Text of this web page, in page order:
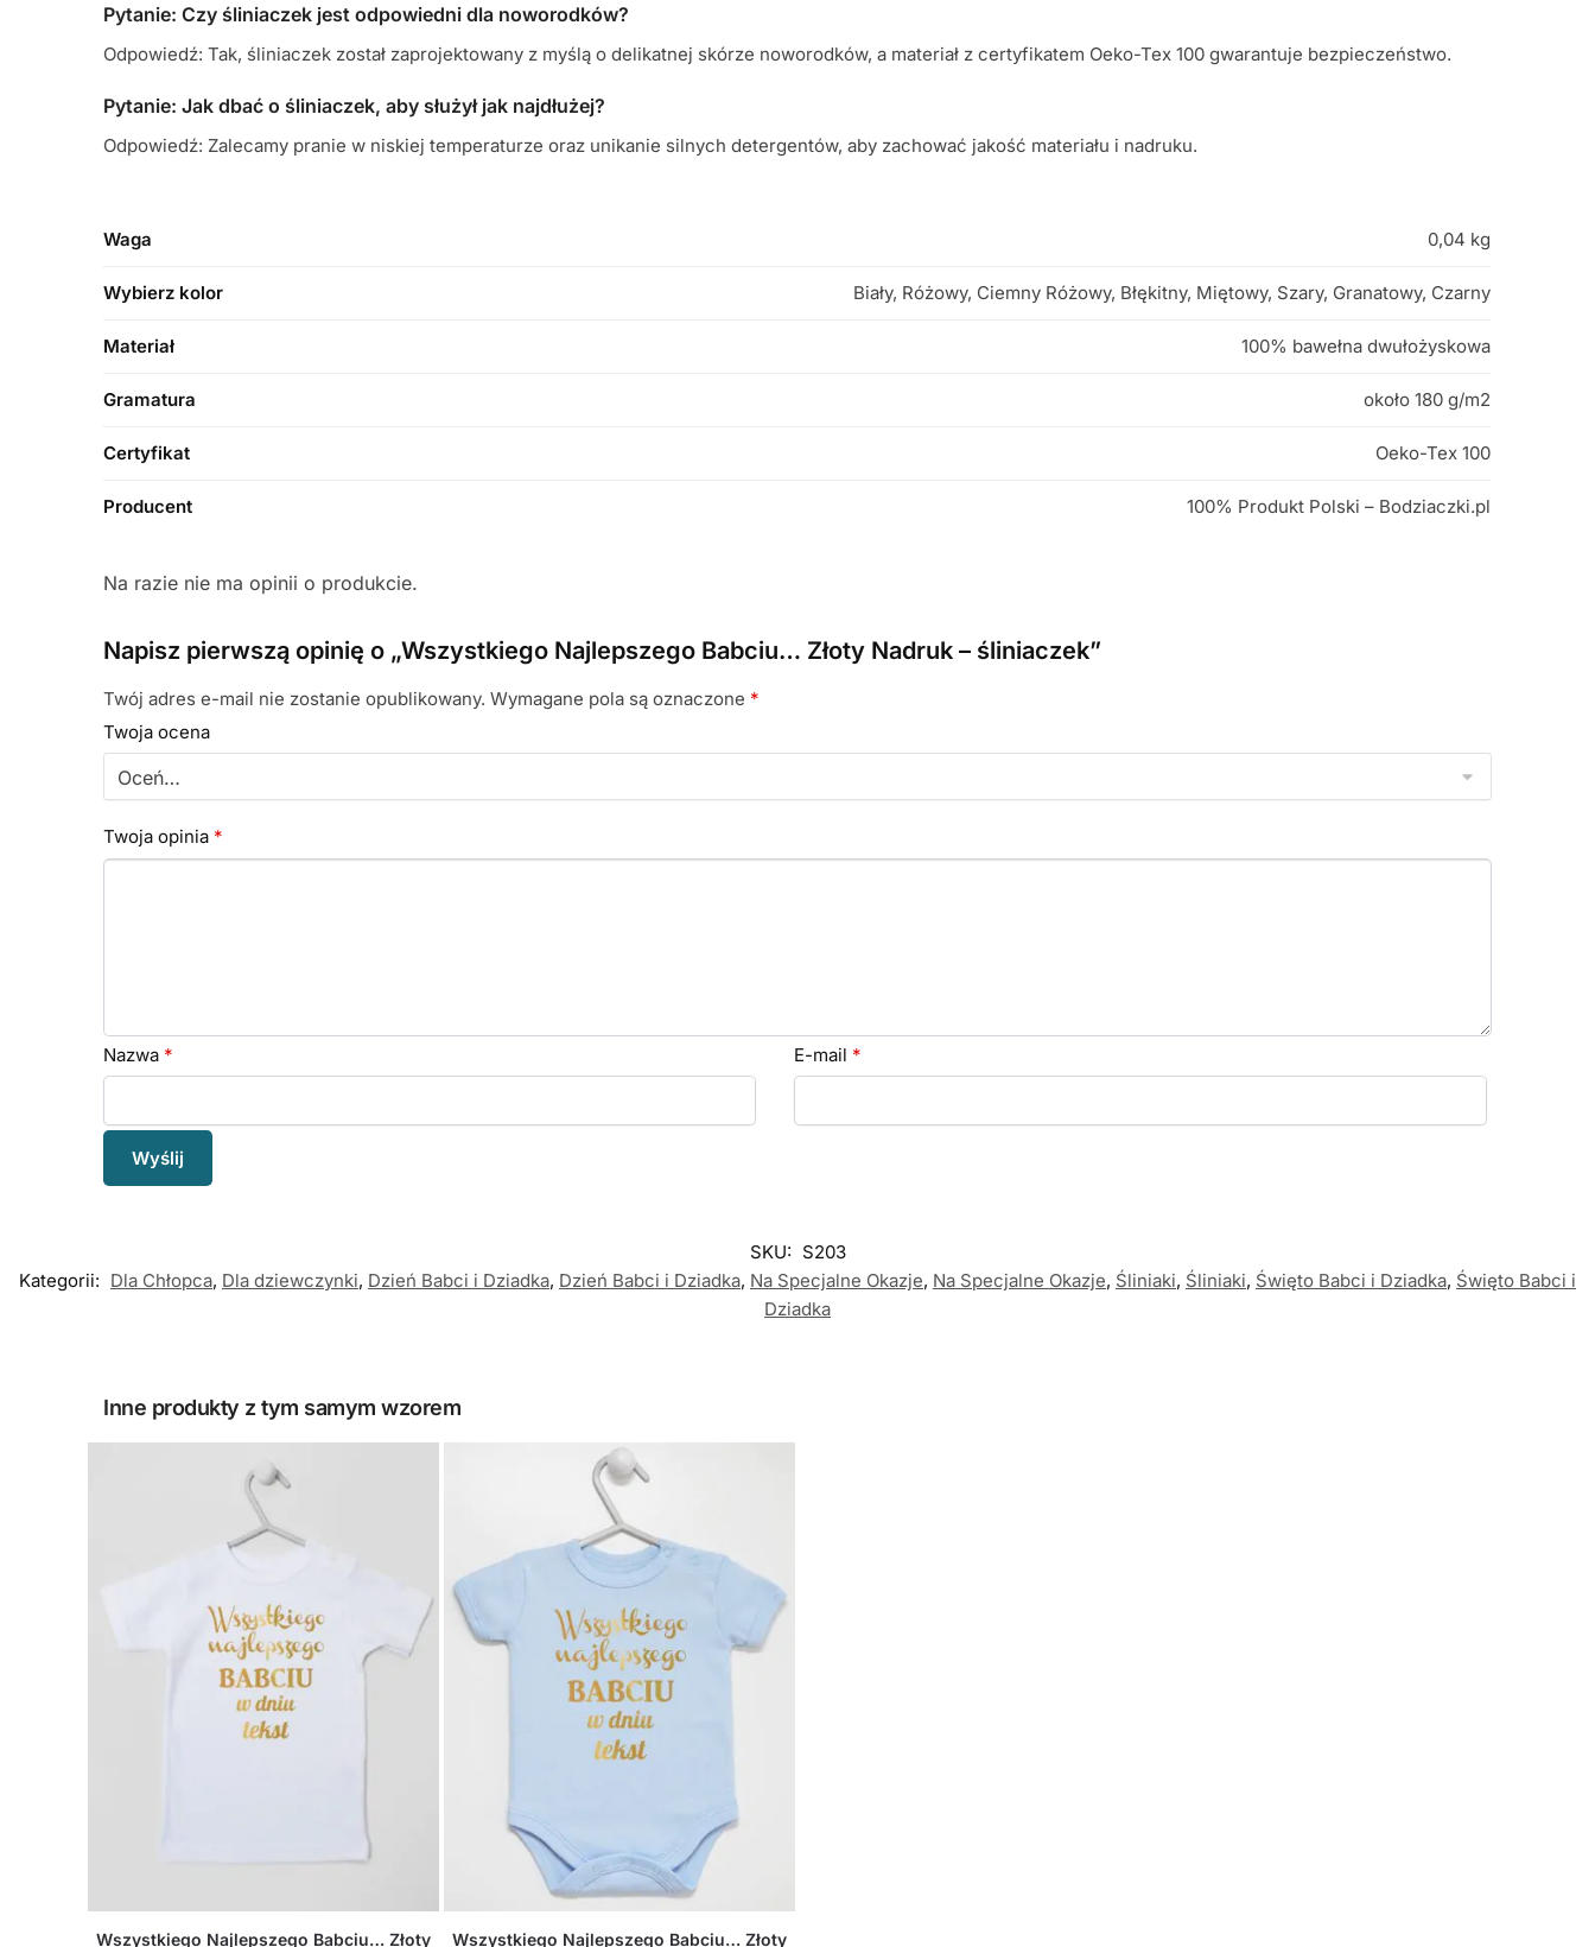
Pytanie: Czy śliniaczek jest odpowiedni dla noworodków?
Odpowiedź: Tak, śliniaczek został zaprojektowany z myślą o delikatnej skórze noworodków, a materiał z certyfikatem Oeko-Tex 100 gwarantuje bezpieczeństwo.
Pytanie: Jak dbać o śliniaczek, aby służył jak najdłużej?
Odpowiedź: Zalecamy pranie w niskiej temperaturze oraz unikanie silnych detergentów, aby zachować jakość materiału i nadruku.
Waga 0,04 kg
Wybierz kolor Biały, Różowy, Ciemny Różowy, Błękitny, Miętowy, Szary, Granatowy, Czarny
Materiał 100% bawełna dwułożyskowa
Gramatura około 180 g/m2
Certyfikat Oeko-Tex 100
Producent 100% Produkt Polski – Bodziaczki.pl
Na razie nie ma opinii o produkcie.
Napisz pierwszą opinię o „Wszystkiego Najlepszego Babciu… Złoty Nadruk – śliniaczek”
Twój adres e-mail nie zostanie opublikowany. Wymagane pola są oznaczone *
Twoja ocena
Twoja opinia *
Nazwa * E-mail *
SKU: S203
Kategorii: Dla Chłopca, Dla dziewczynki, Dzień Babci i Dziadka, Dzień Babci i Dziadka, Na Specjalne Okazje, Na Specjalne Okazje, Śliniaki, Śliniaki, Święto Babci i Dziadka, Święto Babci i
Dziadka
Inne produkty z tym samym wzorem
Wszystkiego Najlepszego Babciu… Złoty Wszystkiego Najlepszego Babciu… Złoty